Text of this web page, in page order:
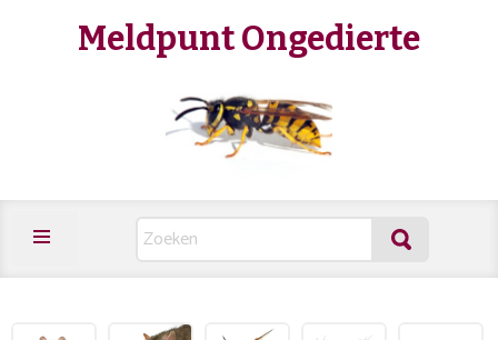
Meldpunt Ongedierte